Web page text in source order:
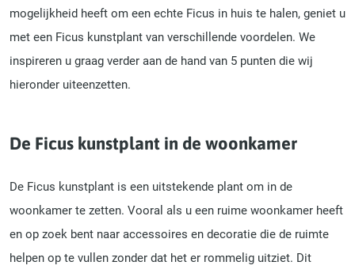
mogelijkheid heeft om een echte Ficus in huis te halen, geniet u
met een Ficus kunstplant van verschillende voordelen. We
inspireren u graag verder aan de hand van 5 punten die wij
hieronder uiteenzetten.
De Ficus kunstplant in de woonkamer
De Ficus kunstplant is een uitstekende plant om in de
woonkamer te zetten. Vooral als u een ruime woonkamer heeft
en op zoek bent naar accessoires en decoratie die de ruimte
helpen op te vullen zonder dat het er rommelig uitziet. Dit